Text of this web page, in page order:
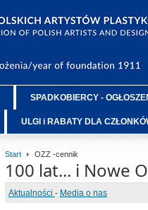
SPADKOBIERCY -
ULGI i RABATY DLA
Start OZZ -cennik
100 lat... i Nowe
Aktualności - Media o nas